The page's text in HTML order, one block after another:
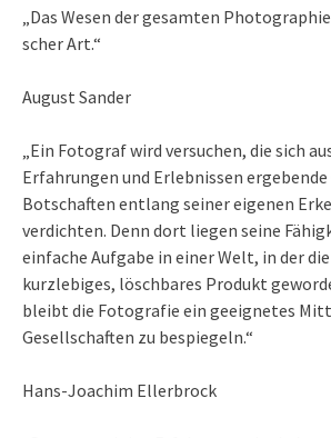
„Das We­sen der ge­sam­ten
scher Art.“
August Sander
„Ein Fotograf wird versuchen, die sich
Erfahrungen und Erlebnissen
Botschaften entlang seiner eigenen
verdichten. Denn dort liegen seine
einfache Aufgabe in einer Welt, in der
kurzlebiges, löschbares Produkt
bleibt die Fotografie ein geeignetes
Gesellschaften zu bespiegeln.“
Hans-Joachim Ellerbrock